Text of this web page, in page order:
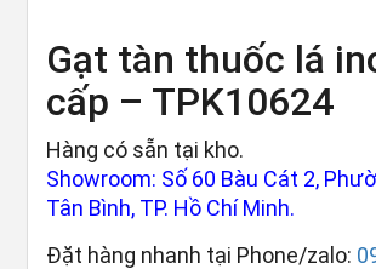
Gạt tàn thuốc lá
cấp – TPK10624
Hàng có sẵn tại kho.
Showroom: Số 60 Bàu Cát 2,
Tân Bình, TP. Hồ Chí Minh.
Đặt hàng nhanh tại Phone/zalo: